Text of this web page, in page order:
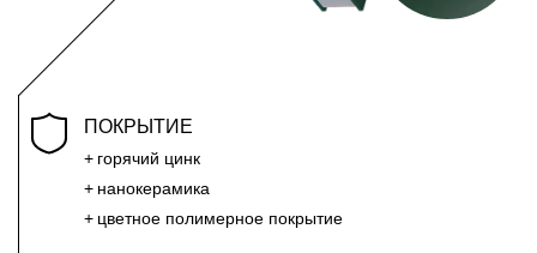
ПОКРЫТИЕ
горячий цинк
нанокерамика
цветное полимерное покрытие